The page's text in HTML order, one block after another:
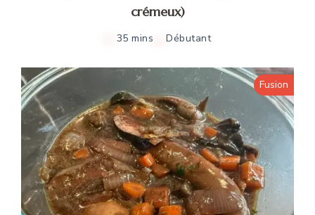
crémeux)
35 mins Débutant
Fusion